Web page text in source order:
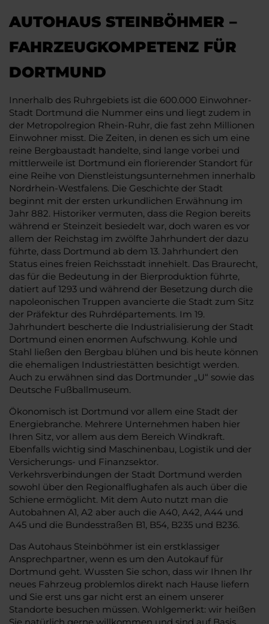
AUTOHAUS STEINBÖHMER –
FAHRZEUGKOMPETENZ FÜR
DORTMUND
Innerhalb des Ruhrgebiets ist die 600.000 Einwohner-
Stadt Dortmund die Nummer eins und liegt zudem in
der Metropolregion Rhein-Ruhr, die fast zehn Millionen
Einwohner misst. Die Zeiten, in denen es sich um eine
reine Bergbaustadt handelte, sind lange vorbei und
mittlerweile ist Dortmund ein florierender Standort für
eine Reihe von Dienstleistungsunternehmen innerhalb
Nordrhein-Westfalens. Die Geschichte der Stadt
beginnt mit der ersten urkundlichen Erwähnung im
Jahr 882. Historiker vermuten, dass die Region bereits
während er Steinzeit besiedelt war, doch waren es vor
allem der Reichstag im zwölfte Jahrhundert der dazu
führte, dass Dortmund ab dem 13. Jahrhundert den
Status eines freien Reichsstadt innehielt. Das Braurecht,
das für die Bedeutung in der Bierproduktion führte,
datiert auf 1293 und während der Besetzung durch die
napoleonischen Truppen avancierte die Stadt zum Sitz
der Präfektur des Ruhrdépartements. Im 19.
Jahrhundert bescherte die Industrialisierung der Stadt
Dortmund einen enormen Aufschwung. Kohle und
Stahl ließen den Bergbau blühen und bis heute können
die ehemaligen Industriestätten besichtigt werden.
Auch zu erwähnen sind das Dortmunder „U“ sowie das
Deutsche Fußballmuseum.
Ökonomisch ist Dortmund vor allem eine Stadt der
Energiebranche. Mehrere Unternehmen haben hier
Ihren Sitz, vor allem aus dem Bereich Windkraft.
Ebenfalls wichtig sind Maschinenbau, Logistik und der
Versicherungs- und Finanzsektor.
Verkehrsverbindungen der Stadt Dortmund werden
sowohl über den Regionalflughafen als auch über die
Schiene ermöglicht. Mit dem Auto nutzt man die
Autobahnen A1, A2 aber auch die A40, A42, A44 und
A45 und die Bundesstraßen B1, B54, B235 und B236.
Das Autohaus Steinböhmer ist ein erstklassiger
Ansprechpartner, wenn es um den Autokauf für
Dortmund geht. Wussten Sie schon, dass wir Ihnen Ihr
neues Fahrzeug problemlos direkt nach Hause liefern
und Sie erst uns gar nicht erst an einem unserer
Standorte besuchen müssen. Wohlgemerkt: wir heißen
Sie natürlich gerne willkommen und sind auf Basis